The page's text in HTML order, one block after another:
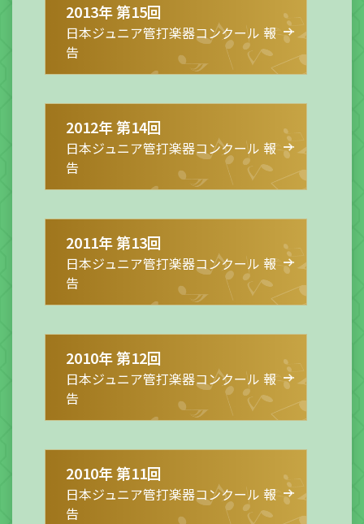
2013年 第15回
日本ジュニア管打楽器コンクール 報
告
2012年 第14回
日本ジュニア管打楽器コンクール 報
告
2011年 第13回
日本ジュニア管打楽器コンクール 報
告
2010年 第12回
日本ジュニア管打楽器コンクール 報
告
2010年 第11回
日本ジュニア管打楽器コンクール 報
告